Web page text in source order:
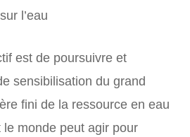
l’eau
est de poursuivre et
sensibilisation du grand
fini de la ressource en eau
monde peut agir pour